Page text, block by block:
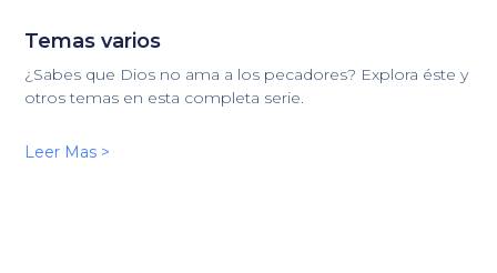
Temas varios
¿Sabes que Dios no ama a los pecadores? Explora éste y
otros temas en esta completa serie.
Leer Mas >